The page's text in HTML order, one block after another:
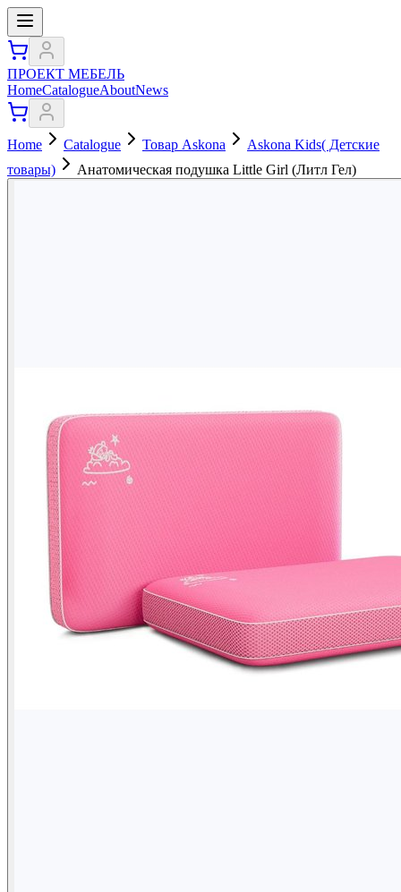
ПРОЕКТ МЕБЕЛЬ
HomeCatalogueAboutNews
Home Catalogue Товар Askona
Askona Kids( Детские
товары)
Анатомическая подушка Little Girl (Литл Гел)